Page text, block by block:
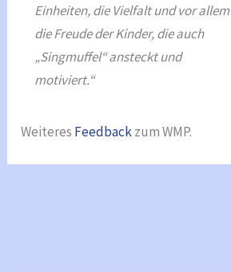
Einheiten, die Vielfalt und vor allem
die Freude der Kinder, die auch
„Singmuffel“ ansteckt und
motiviert.“
Weiteres Feedbackzum WMP.